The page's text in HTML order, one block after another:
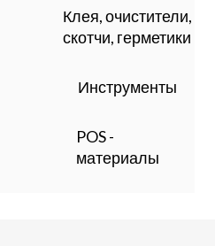
Клея, очистители,
скотчи, герметики
Инструменты
POS -
материалы